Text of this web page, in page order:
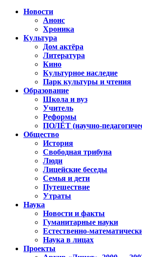
Новости
Анонс
Хроника
Культура
Дом актёра
Литература
Кино
Культурное наследие
Парк культуры и чтения
Образование
Школа и вуз
Учитель
Реформы
ПОЛЁТ (научно-
Общество
История
Свободная трибуна
Люди
Лицейские беседы
Семья и дети
Путешествие
Утраты
Наука
Новости и факты
Гуманитарные науки
Естественно-
Наука в лицах
Проекты